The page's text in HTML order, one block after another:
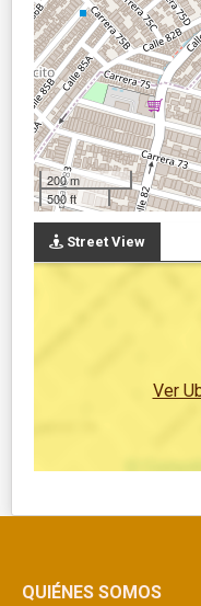
200 m
500 ft
Street View
Ver
QUIÉNES SOMOS